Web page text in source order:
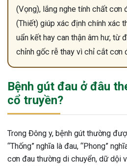
(Vọng), lắng nghe tính chất cơn
(Thiết) giúp xác định chính xác
uẩn kết hay can thận âm hư, từ
chỉnh gốc rễ thay vì chỉ cắt cơn
Bệnh gút đau ở đâu
cổ truyền?
Trong Đông y, bệnh gút thường
“Thống” nghĩa là đau, “Phong”
cơn đau thường di chuyển, dữ dội